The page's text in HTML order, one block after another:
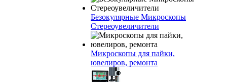
Безокулярные Микроскопы
Стереоувеличители
Микроскопы для пайки,
ювелиров, ремонта